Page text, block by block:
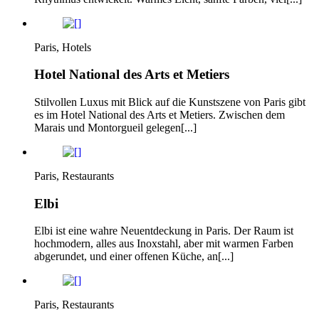
Paris, Hotels
Hotel National des Arts et Metiers
Stilvollen Luxus mit Blick auf die Kunstszene von Paris gibt
es im Hotel National des Arts et Metiers. Zwischen dem
Marais und Montorgueil gelegen[...]
Paris, Restaurants
Elbi
Elbi ist eine wahre Neuentdeckung in Paris. Der Raum ist
hochmodern, alles aus Inoxstahl, aber mit warmen Farben
abgerundet, und einer offenen Küche, an[...]
Paris, Restaurants